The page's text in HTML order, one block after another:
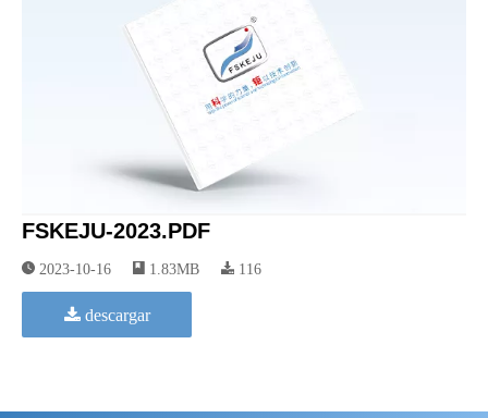
FSKEJU-2023.PDF
2023-10-16 1.83MB 116
descargar